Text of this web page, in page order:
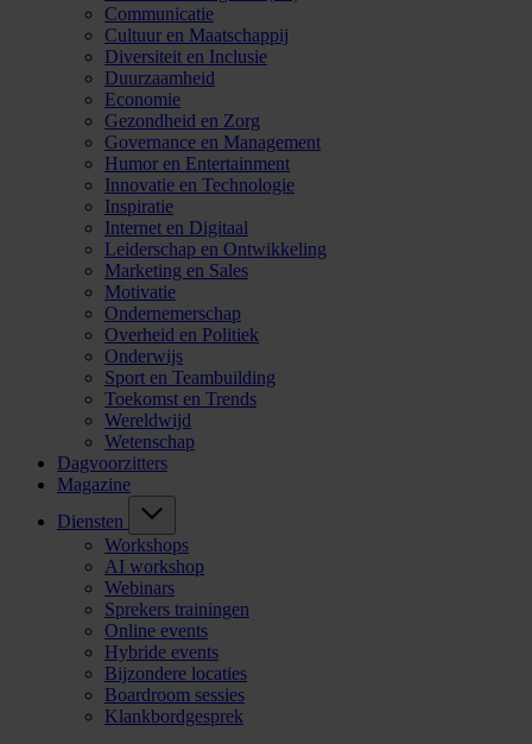
Communicatie
Cultuur en Maatschappij
Diversiteit en Inclusie
Duurzaamheid
Economie
Gezondheid en Zorg
Governance en Management
Humor en Entertainment
Innovatie en Technologie
Inspiratie
Internet en Digitaal
Leiderschap en Ontwikkeling
Marketing en Sales
Motivatie
Ondernemerschap
Overheid en Politiek
Onderwijs
Sport en Teambuilding
Toekomst en Trends
Wereldwijd
Wetenschap
Dagvoorzitters
Magazine
Diensten
Workshops
AI workshop
Webinars
Sprekers trainingen
Online events
Hybride events
Bijzondere locaties
Boardroom sessies
Klankbordgesprek